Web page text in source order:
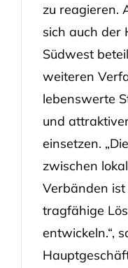
zu reagieren.
sich auch der
Südwest
weiteren
lebenswerte
und
einsetzen.
zwischen
Verbänden
tragfähige
entwickeln.“,